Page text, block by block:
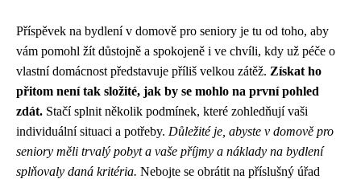
Příspěvek na bydlení v domově pro seniory je tu od toho, aby
vám pomohl žít důstojně a spokojeně i ve chvíli, kdy už péče o
vlastní domácnost představuje příliš velkou zátěž. Získat ho
přitom není tak složité, jak by se mohlo na první pohled
zdát. Stačí splnit několik podmínek, které zohledňují vaši
individuální situaci a potřeby. Důležité je, abyste v domově pro
seniory měli trvalý pobyt a vaše příjmy a náklady na bydlení
splňovaly daná kritéria. Nebojte se obrátit na příslušný úřad